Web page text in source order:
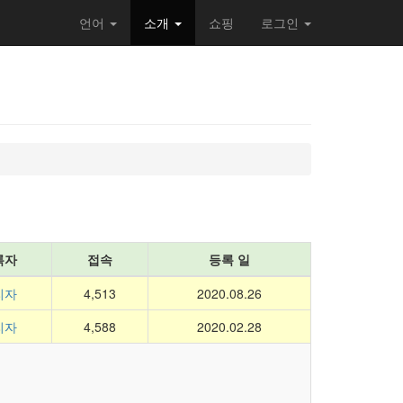
언어 소개 쇼핑 로그인
자 접속
등록 일
자 4,513
2020.08.26
자 4,588
2020.02.28